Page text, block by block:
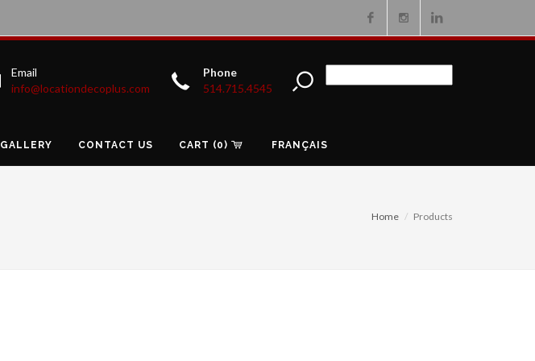
Email
info@locationdecoplus.com
Phone
514.715.4545
GALLERY CONTACT US CART (0) FRANÇAIS
Home Products